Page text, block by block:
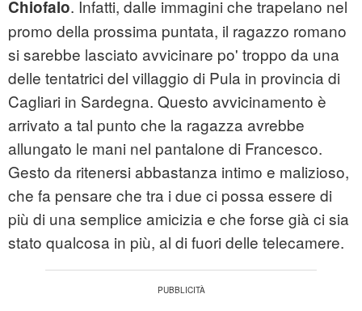
Chiofalo. Infatti, dalle immagini che trapelano nel
promo della prossima puntata, il ragazzo romano
si sarebbe lasciato avvicinare po' troppo da una
delle tentatrici del villaggio di Pula in provincia di
Cagliari in Sardegna. Questo avvicinamento è
arrivato a tal punto che la ragazza avrebbe
allungato le mani nel pantalone di Francesco.
Gesto da ritenersi abbastanza intimo e malizioso,
che fa pensare che tra i due ci possa essere di
più di una semplice amicizia e che forse già ci sia
stato qualcosa in più, al di fuori delle telecamere.